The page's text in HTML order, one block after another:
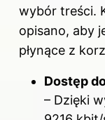
wybór treści.
opisano, aby
płynące z
Dostęp
– Dzięki